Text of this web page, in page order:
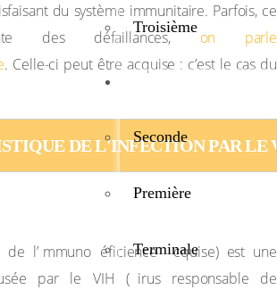
Troisième
Seconde
Première
Terminale
du système immunitaire. Parfois, ce
des défaillances, on parle
. Celle-ci peut être acquise : c’est le cas du
DE L'INFECTION PAR LE
de l’i mmuno éficienceacquise) est une
par le VIH (v irus responsable de